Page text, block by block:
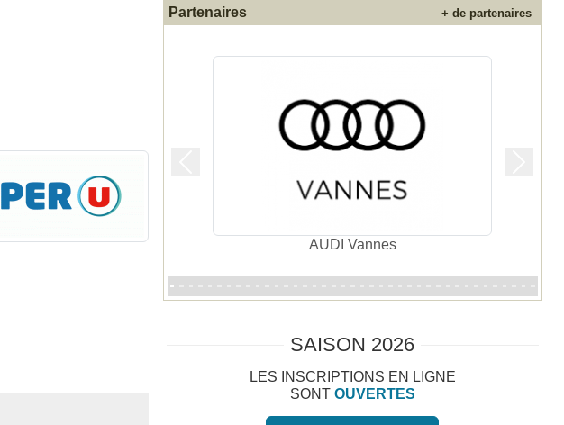
Partenaires
AUDI Vannes
+ de partenaires
SAISON 2026
LES INSCRIPTIONS EN LIGNE
SONT OUVERTES